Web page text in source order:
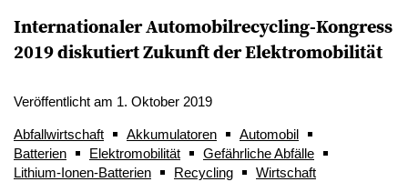
Internationaler Automobilrecycling-Kongress
2019 diskutiert Zukunft der Elektromobilität
Veröffentlicht am 1. Oktober 2019
Abfallwirtschaft Akkumulatoren
Automobil
Batterien
Elektromobilität
Gefährliche Abfälle
Lithium-Ionen-Batterien
Recycling Wirtschaft